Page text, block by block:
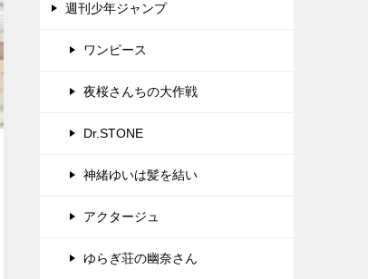
週刊少年ジャンプ
ワンピース
夜桜さんちの大作戦
Dr.STONE
神緒ゆいは髪を結い
アクタージュ
ゆらぎ荘の幽奈さん